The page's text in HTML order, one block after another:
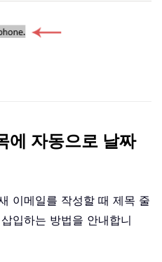
에 자동으로 날짜
이메일를 작성할 때 제목 줄
입하는 방법을 안내합니